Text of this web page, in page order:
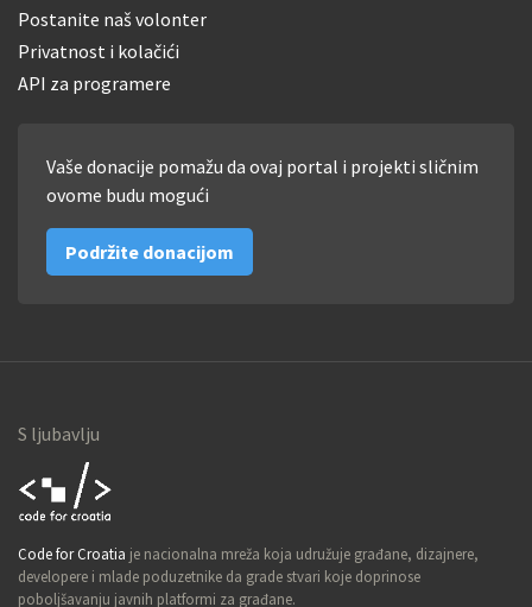
Postanite naš volonter
Privatnost i kolačići
API za programere
Vaše donacije pomažu da ovaj portal i projekti sličnim
ovome budu mogući
Podržite donacijom
S ljubavlju
Croatia
Code for Croatia je nacionalna mreža koja udružuje građane, dizajnere,
developere i mlade poduzetnike da grade stvari koje doprinose
poboljšavanju javnih platformi za građane.